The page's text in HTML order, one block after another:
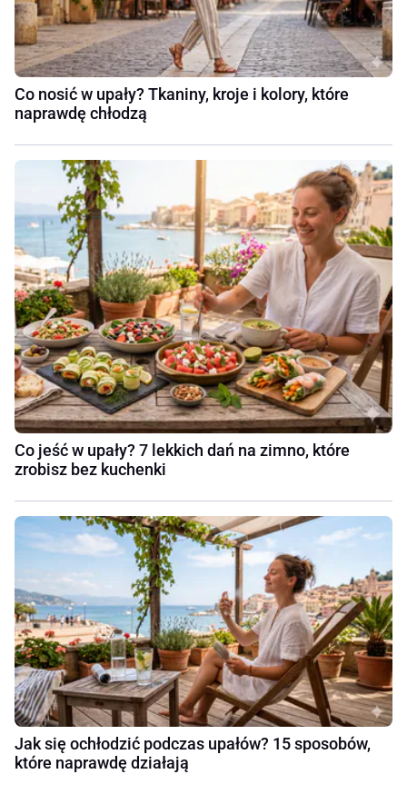
Co nosić w upały? Tkaniny, kroje i kolory, które
naprawdę chłodzą
Co jeść w upały? 7 lekkich dań na zimno, które
zrobisz bez kuchenki
Jak się ochłodzić podczas upałów? 15 sposobów,
które naprawdę działają